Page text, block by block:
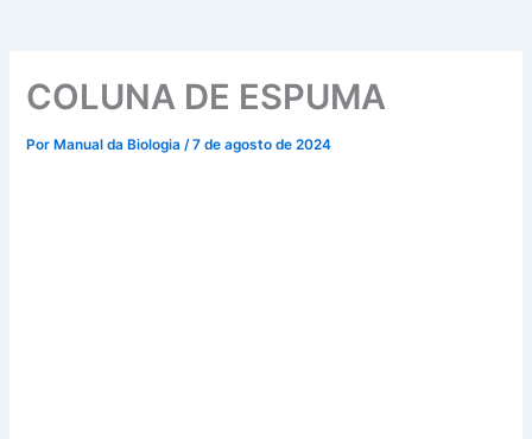
COLUNA DE ESPUMA
Por Manual da Biologia/7 de agosto de 2024